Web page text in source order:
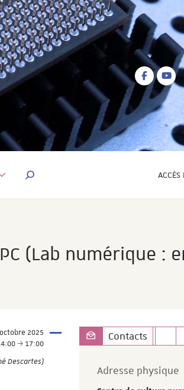
MOTEUR DE RECHERCHE
ACCÈS
(Lab numérique :
2025
17:00
Descartes)
Contacts
Adresse physique